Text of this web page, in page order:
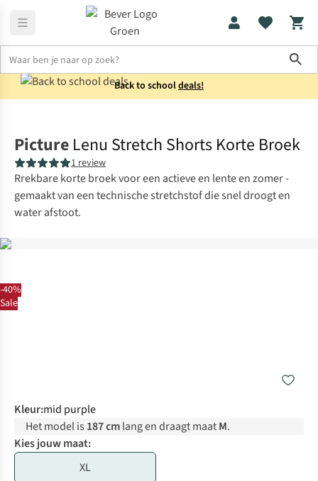
Back to schooldeals!
-40%
Sale
Picture Lenu Stretch Shorts Korte Broek
1 review
Rrekbare korte broek voor een actieve en lente en zomer -
gemaakt van een technische stretchstof die snel droogt en
water afstoot.
Kleur:mid purple
Het model is 187 cmlang en draagt maatM.
Kies jouw maat:
XL